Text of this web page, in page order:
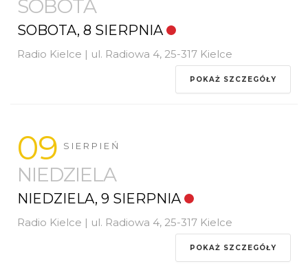
SOBOTA
SOBOTA, 8 SIERPNIA
Radio Kielce | ul. Radiowa 4, 25-317 Kielce
POKAŻ SZCZEGÓŁY
09 SIERPIEŃ
NIEDZIELA
NIEDZIELA, 9 SIERPNIA
Radio Kielce | ul. Radiowa 4, 25-317 Kielce
POKAŻ SZCZEGÓŁY